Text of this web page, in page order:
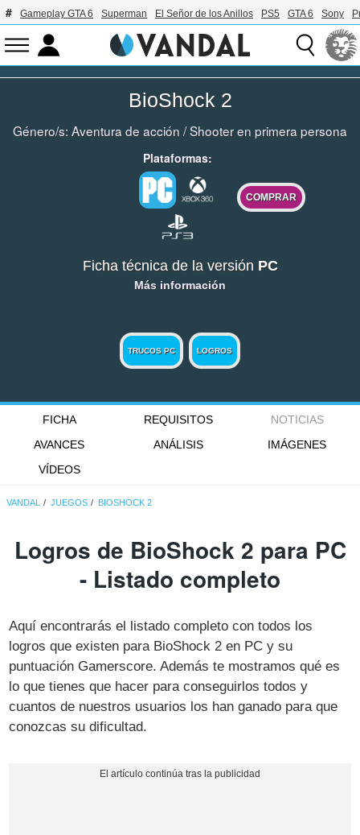
Gameplay GTA 6 Superman El Señor de los Anillos PS5 GTA 6 Sony
BioShock 2
Género/s: Aventura de acción /Shooter en primera persona
Plataformas:
COMPRAR
Ficha técnica de la versión PC
Más información
TRUCOS PC LOGROS
FICHA REQUISITOS
NOTICIAS
AVANCES
ANÁLISIS
IMÁGENES
VÍDEOS
VANDAL JUEGOS BIOSHOCK 2
Logros de BioShock 2 para PC
- Listado completo
Aquí encontrarás el listado completo con todos los
logros que existen para BioShock 2 en PC y su
puntuación Gamerscore. Además te mostramos qué es
lo que tienes que hacer para conseguirlos todos y
cuantos de nuestros usuarios los han ganado para que
conozcas su dificultad.